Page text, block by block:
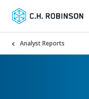
Analyst Reports